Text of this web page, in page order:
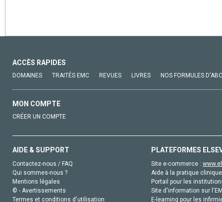
ACCÈS RAPIDES
DOMAINES TRAITÉS EMC REVUES LIVRES NOS FORMULES
MON COMPTE
CRÉER UN COMPTE
AIDE & SUPPORT
Contactez-nous / FAQ
Qui sommes-nous ?
Mentions légales
© - Avertissements
Termes et conditions d'utilisation
PLATEFORMES
Site e-commerce :
Aide à la pratique
Portail pour les
Site d'information sur
E-learning pour les